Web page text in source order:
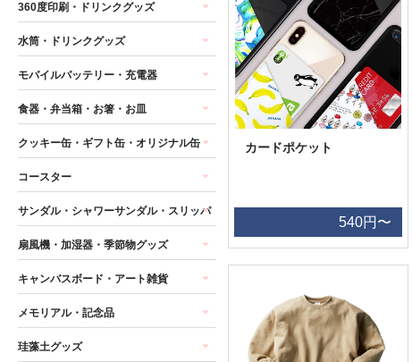
カードポケット
540円〜
360度印刷・ドリンクグッズ
水筒・ドリンクグッズ
モバイルバッテリー・充電器
食器・弁当箱・お箸・お皿
クッキー缶・ギフト缶・オリジナル缶
コースター
サンダル・シャワーサンダル・スリッパ
扇風機・加湿器・季節物グッズ
キャンバスボード・アート雑貨
メモリアル・記念品
珪藻土グッズ